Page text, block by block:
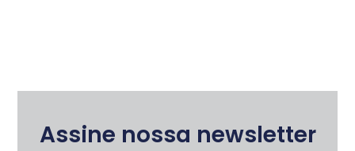
Assine nossa newsletter